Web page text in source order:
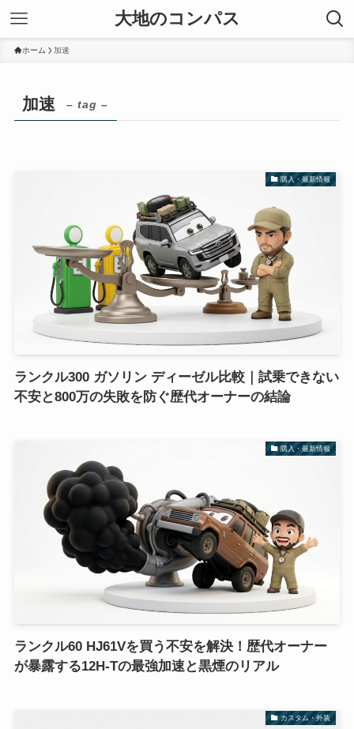
大地のコンパス
ホーム 加速
加速 – tag –
購入・最新情報
ランクル300 ガソリン ディーゼル比較｜試乗できない
不安と800万の失敗を防ぐ歴代オーナーの結論
購入・最新情報
ランクル60 HJ61Vを買う不安を解決！歴代オーナー
が暴露する12H-Tの最強加速と黒煙のリアル
カスタム・外装